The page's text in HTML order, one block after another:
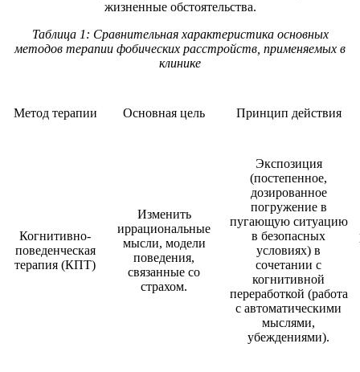
жизненные обстоятельства.
Таблица 1: Сравнительная характеристика основных
методов терапии фобических расстройств, применяемых в
клинике
Метод терапии Основная цель Принцип действия
Когнитивно-
поведенческая
терапия (КПТ)
Изменить
иррациональные
мысли, модели
поведения,
связанные со
страхом.
Экспозиция
(постепенное,
дозированное
погружение в
пугающую ситуацию
в безопасных
условиях) в
сочетании с
когнитивной
переработкой (работа
с автоматическими
мыслями,
убеждениями).